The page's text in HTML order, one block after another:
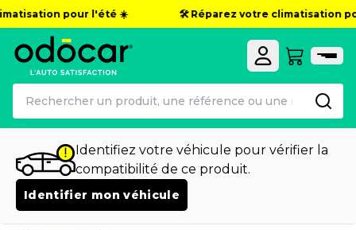
pour l'été ☀️ 🛠️ Réparez votre climatisation
Identifiez votre véhicule pour vérifier la
compatibilité de ce produit.
Identifier mon véhicule